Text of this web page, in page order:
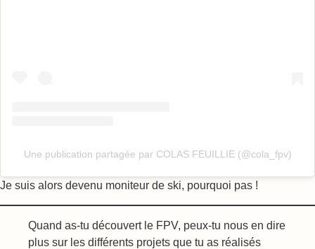
Une publication partagée par COLAS FEUILLIE (@cola_fpv)
Je suis alors devenu moniteur de ski, pourquoi pas !
Quand as-tu découvert le FPV, peux-tu nous en dire
plus sur les différents projets que tu as réalisés